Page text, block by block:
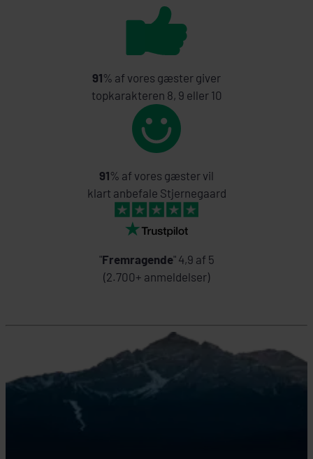
91% af vores gæster giver
topkarakteren 8, 9 eller 10
91% af vores gæster vil
klart anbefale Stjernegaard
"Fremragende" 4,9 af 5
(2.700+ anmeldelser)